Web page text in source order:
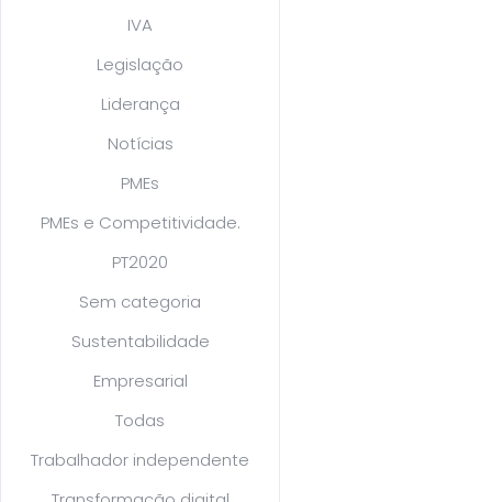
IVA
Legislação
Liderança
Notícias
PMEs
PMEs e Competitividade.
PT2020
Sem categoria
Sustentabilidade
Empresarial
Todas
Trabalhador independente